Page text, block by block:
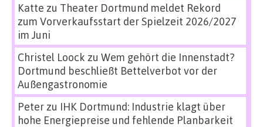
Katte zu Theater Dortmund meldet Rekord
zum Vorverkaufsstart der Spielzeit 2026/2027
im Juni
Christel Loock zu Wem gehört die Innenstadt?
Dortmund beschließt Bettelverbot vor der
Außengastronomie
Peterzu IHK Dortmund: Industrie klagt über
hohe Energiepreise und fehlende Planbarkeit